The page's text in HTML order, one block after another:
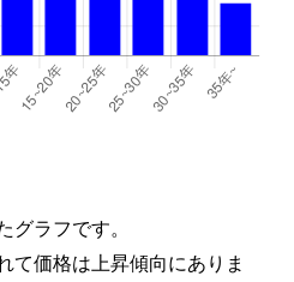
ラフです。
て価格は上昇傾向にありま